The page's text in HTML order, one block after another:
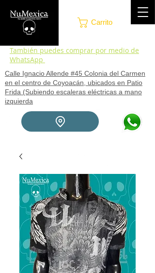
Carrito
También puedes comprar por medio de
WhatsApp
Calle Ignacio Allende #45 Colonia del Carmen
en el centro de Coyoacán, ubicados en Patio
Frida (Subiendo escaleras eléctricas a mano
izquierda